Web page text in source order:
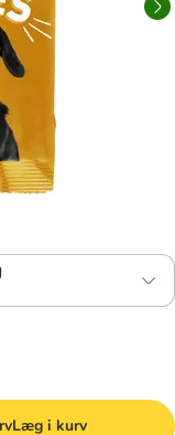
Læg i kurv